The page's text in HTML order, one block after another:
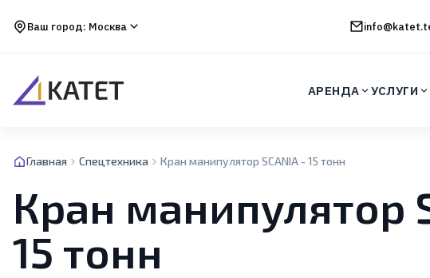
Ваш город: Москва
АРЕНДА УСЛУГИ
Главная Спецтехника Кран манипулятор SCANIA - 15 тонн
Кран манипулятор
15 тонн